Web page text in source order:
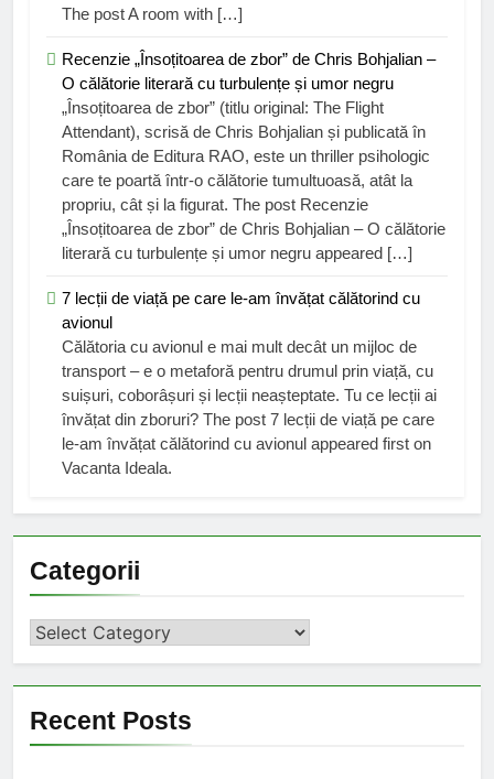
The post A room with […]
Recenzie „Însoțitoarea de zbor” de Chris Bohjalian –
O călătorie literară cu turbulențe și umor negru
„Însoțitoarea de zbor” (titlu original: The Flight
Attendant), scrisă de Chris Bohjalian și publicată în
România de Editura RAO, este un thriller psihologic
care te poartă într-o călătorie tumultuoasă, atât la
propriu, cât și la figurat. The post Recenzie
„Însoțitoarea de zbor” de Chris Bohjalian – O călătorie
literară cu turbulențe și umor negru appeared […]
7 lecții de viață pe care le-am învățat călătorind cu
avionul
Călătoria cu avionul e mai mult decât un mijloc de
transport – e o metaforă pentru drumul prin viață, cu
suișuri, coborâșuri și lecții neașteptate. Tu ce lecții ai
învățat din zboruri? The post 7 lecții de viață pe care
le-am învățat călătorind cu avionul appeared first on
Vacanta Ideala.
Categorii
Categorii
Recent Posts